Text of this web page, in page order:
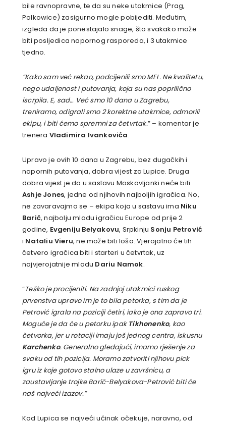
bile ravnopravne, te da su neke utakmice (Prag,
Polkowice) zasigurno mogle pobijediti. Međutim,
izgleda da je ponestajalo snage, što svakako može
biti posljedica napornog rasporeda, i 3 utakmice
tjedno.
“Kako sam već rekao, podcijenili smo MEL. Ne kvalitetu,
nego udaljenost i putovanja, koja su nas poprilično
iscrpila. E, sad… Već smo 10 dana u Zagrebu,
treniramo, odigrali smo 2 korektne utakmice, odmorili
ekipu, i biti ćemo spremni za četvrtak.” – komentar je
trenera Vladimira Ivankovića.
Upravo je ovih 10 dana u Zagrebu, bez dugačkih i
napornih putovanja, dobra vijest za Lupice. Druga
dobra vijest je da u sastavu Moskovljanki neće biti
Ashje Jones, jedne od njihovih najboljih igračica. No,
ne zavaravajmo se – ekipa koja u sastavu ima Niku
Barič, najbolju mladu igračicu Europe od prije 2
godine, Evgeniju Belyakovu, Srpkinju Sonju Petrović
i Nataliu Vieru, ne može biti loša. Vjerojatno će tih
četvero igračica biti i starteri u četvrtak, uz
najvjerojatnije mladu Dariu Namok.
“Teško je procijeniti. Na zadnjoj utakmici ruskog
prvenstva upravo im je to bila petorka, s tim da je
Petrović igrala na poziciji četiri, iako je ona zapravo tri.
Moguće je da će u petorku ipakTikhonenko, kao
četvorka, jer u rotaciji imaju još jednog centra, iskusnu
Karchenko. Generalno gledajući, imamo rješenje za
svaku od tih pozicija. Moramo zatvoriti njihovu pick
igru iz koje gotovo stalno ulaze u završnicu, a
zaustavljanje trojke Barič-Belyakova-Petrović biti će
naš najveći izazov.”
Kod Lupica se najveći učinak očekuje, naravno, od